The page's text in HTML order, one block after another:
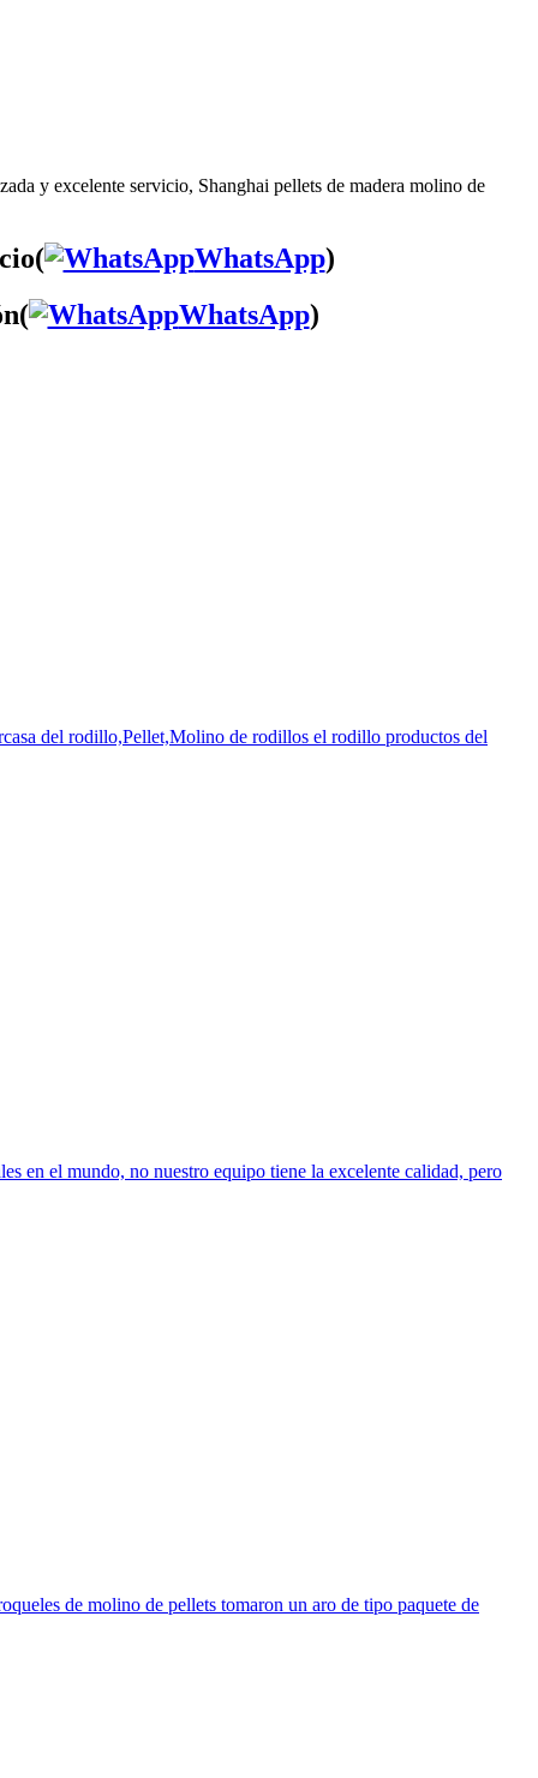
y excelente servicio, Shanghai pellets de madera molino de
WhatsApp)
WhatsApp)
del rodillo,Pellet,Molino de rodillos el rodillo productos del
en el mundo, no nuestro equipo tiene la excelente calidad, pero
de molino de pellets tomaron un aro de tipo paquete de